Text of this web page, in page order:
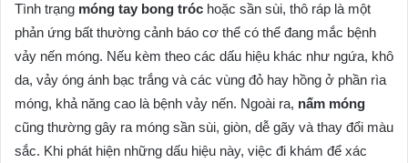
Tình trạng móng tay bong tróc hoặc sần sùi, thô ráp là một
phản ứng bất thường cảnh báo cơ thể có thể đang mắc bệnh
vảy nến móng. Nếu kèm theo các dấu hiệu khác như ngứa, khô
da, vảy óng ánh bạc trắng và các vùng đỏ hay hồng ở phần rìa
móng, khả năng cao là bệnh vảy nến. Ngoài ra, nấm móng
cũng thường gây ra móng sần sùi, giòn, dễ gãy và thay đổi màu
sắc. Khi phát hiện những dấu hiệu này, việc đi khám để xác